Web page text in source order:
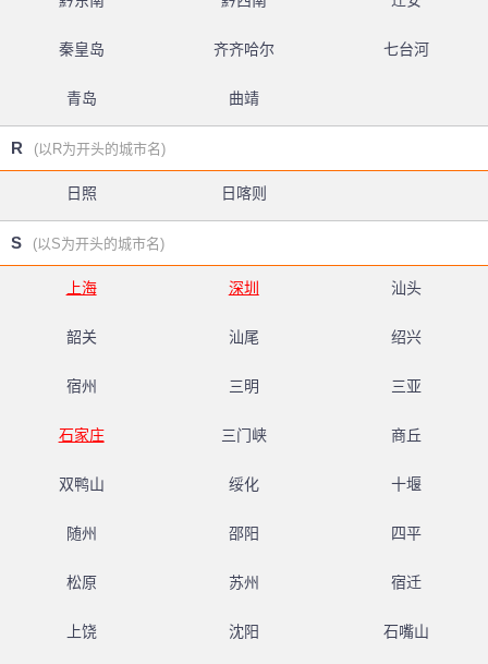
秦皇岛 齐齐哈尔 七台河
青岛 曲靖
R (以R为开头的城市名)
日照 日喀则
S (以S为开头的城市名)
上海 深圳 汕头
韶关 汕尾 绍兴
宿州 三明 三亚
石家庄 三门峡 商丘
双鸭山 绥化 十堰
随州 邵阳 四平
松原 苏州 宿迁
上饶 沈阳 石嘴山